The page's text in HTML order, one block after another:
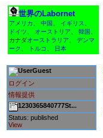
世界のLabornet
アメリカ 中国 イギリス
ドイツ
オーストリア 韓国
カナダオーストラリア
デンマ
ーク
トルコ 日本
Guest
ログイン
情報提供
1230365840777St...
Status: published
View